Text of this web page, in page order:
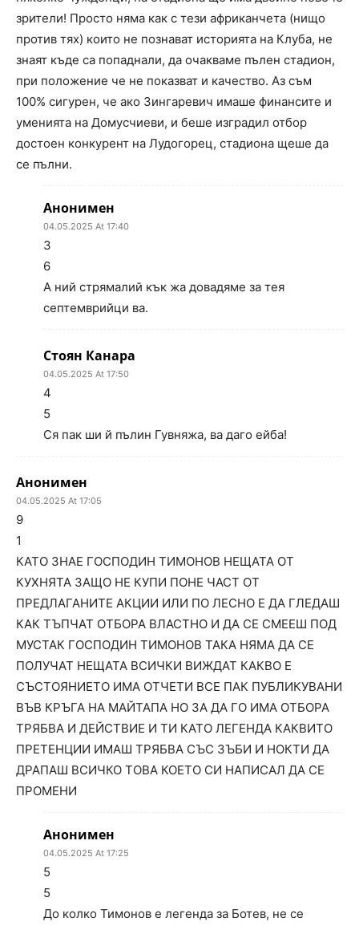
зрители! Просто няма как с тези африканчета (нищо
против тях) които не познават историята на Клуба, не
знаят къде са попаднали, да очакваме пълен стадион,
при положение че не показват и качество. Аз съм
100% сигурен, че ако Зингаревич имаше финансите и
уменията на Домусчиеви, и беше изградил отбор
достоен конкурент на Лудогорец, стадиона щеше да
се пълни.
Анонимен
04.05.2025 At 17:40
3
6
А ний стрямалий кък жа довадяме за тея
септемврийци ва.
Стоян Канара
04.05.2025 At 17:50
4
5
Ся пак ши й пълин Гувняжа, ва даго ейба!
Анонимен
04.05.2025 At 17:05
9
1
КАТО ЗНАЕ ГОСПОДИН ТИМОНОВ НЕЩАТА ОТ
КУХНЯТА ЗАЩО НЕ КУПИ ПОНЕ ЧАСТ ОТ
ПРЕДЛАГАНИТЕ АКЦИИ ИЛИ ПО ЛЕСНО Е ДА ГЛЕДАШ
КАК ТЪПЧАТ ОТБОРА ВЛАСТНО И ДА СЕ СМЕЕШ ПОД
МУСТАК ГОСПОДИН ТИМОНОВ ТАКА НЯМА ДА СЕ
ПОЛУЧАТ НЕЩАТА ВСИЧКИ ВИЖДАТ КАКВО Е
СЪСТОЯНИЕТО ИМА ОТЧЕТИ ВСЕ ПАК ПУБЛИКУВАНИ
ВЪВ КРЪГА НА МАЙТАПА НО ЗА ДА ГО ИМА ОТБОРА
ТРЯБВА И ДЕЙСТВИЕ И ТИ КАТО ЛЕГЕНДА КАКВИТО
ПРЕТЕНЦИИ ИМАШ ТРЯБВА СЪС ЗЪБИ И НОКТИ ДА
ДРАПАШ ВСИЧКО ТОВА КОЕТО СИ НАПИСАЛ ДА СЕ
ПРОМЕНИ
Анонимен
04.05.2025 At 17:25
5
5
До колко Тимонов е легенда за Ботев, не се